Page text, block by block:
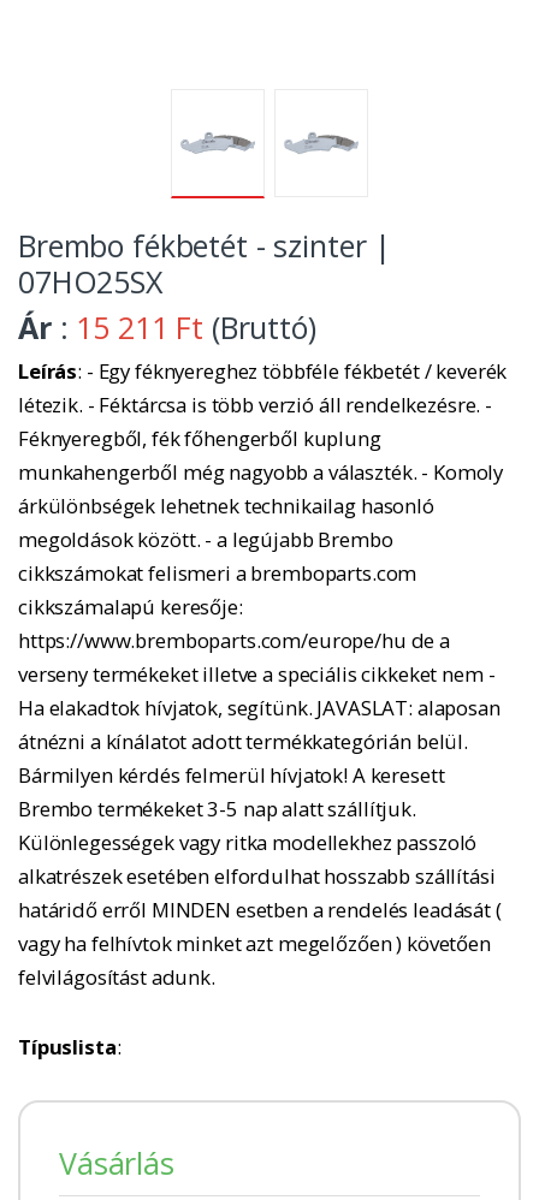
Brembo fékbetét - szinter |
07HO25SX
Ár : 15 211 Ft (Bruttó)
Leírás: - Egy féknyereghez többféle fékbetét / keverék
létezik. - Féktárcsa is több verzió áll rendelkezésre. -
Féknyeregből, fék főhengerből kuplung
munkahengerből még nagyobb a választék. - Komoly
árkülönbségek lehetnek technikailag hasonló
megoldások között. - a legújabb Brembo
cikkszámokat felismeri a bremboparts.com
cikkszámalapú keresője:
https://www.bremboparts.com/europe/hu de a
verseny termékeket illetve a speciális cikkeket nem -
Ha elakadtok hívjatok, segítünk. JAVASLAT: alaposan
átnézni a kínálatot adott termékkategórián belül.
Bármilyen kérdés felmerül hívjatok! A keresett
Brembo termékeket 3-5 nap alatt szállítjuk.
Különlegességek vagy ritka modellekhez passzoló
alkatrészek esetében elfordulhat hosszabb szállítási
határidő erről MINDEN esetben a rendelés leadását (
vagy ha felhívtok minket azt megelőzően ) követően
felvilágosítást adunk.
Típuslista:
Vásárlás